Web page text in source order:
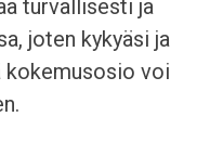
turvallisesti ja
joten kykyäsi ja
voi